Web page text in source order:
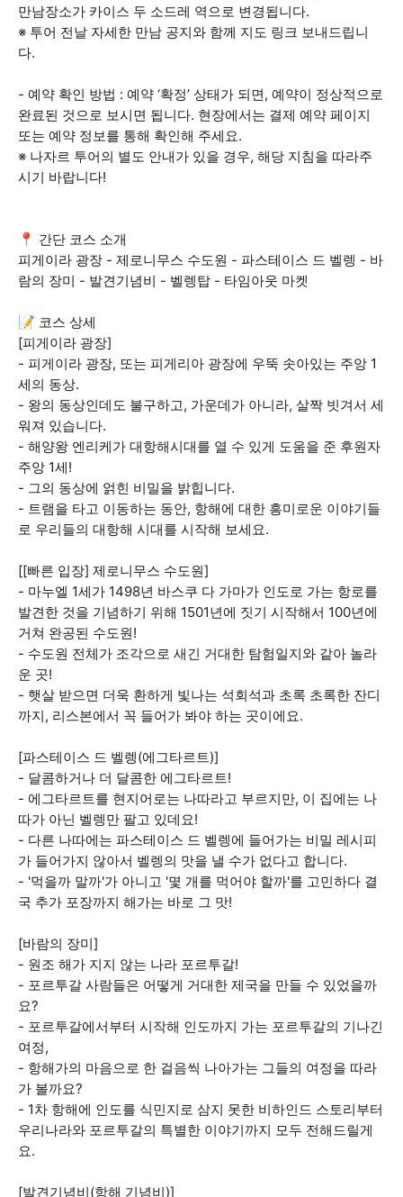
만남장소가 카이스 두 소드레 역으로 변경됩니다.
※ 투어 전날 자세한 만남 공지와 함께 지도 링크 보내드립니
다.
- 예약 확인 방법 : 예약 ‘확정’ 상태가 되면, 예약이 정상적으로
완료된 것으로 보시면 됩니다. 현장에서는 결제 예약 페이지
또는 예약 정보를 통해 확인해 주세요.
※ 나자르 투어의 별도 안내가 있을 경우, 해당 지침을 따라주
시기 바랍니다!
📍 간단 코스 소개
피게이라 광장 - 제로니무스 수도원 - 파스테이스 드 벨렝 - 바
람의 장미 - 발견기념비 - 벨렝탑 - 타임아웃 마켓
📝 코스 상세
[피게이라 광장]
- 피게이라 광장, 또는 피게리아 광장에 우뚝 솟아있는 주앙 1
세의 동상.
- 왕의 동상인데도 불구하고, 가운데가 아니라, 살짝 빗겨서 세
워져 있습니다.
- 해양왕 엔리케가 대항해시대를 열 수 있게 도움을 준 후원자
주앙 1세!
- 그의 동상에 얽힌 비밀을 밝힙니다.
- 트램을 타고 이동하는 동안, 항해에 대한 흥미로운 이야기들
로 우리들의 대항해 시대를 시작해 보세요.
[[빠른 입장] 제로니무스 수도원]
- 마누엘 1세가 1498년 바스쿠 다 가마가 인도로 가는 항로를
발견한 것을 기념하기 위해 1501년에 짓기 시작해서 100년에
거쳐 완공된 수도원!
- 수도원 전체가 조각으로 새긴 거대한 탐험일지와 같아 놀라
운 곳!
- 햇살 받으면 더욱 환하게 빛나는 석회석과 초록 초록한 잔디
까지, 리스본에서 꼭 들어가 봐야 하는 곳이에요.
[파스테이스 드 벨렝(에그타르트)]
- 달콤하거나 더 달콤한 에그타르트!
- 에그타르트를 현지어로는 나따라고 부르지만, 이 집에는 나
따가 아닌 벨렝만 팔고 있데요!
- 다른 나따에는 파스테이스 드 벨렝에 들어가는 비밀 레시피
가 들어가지 않아서 벨렝의 맛을 낼 수가 없다고 합니다.
- '먹을까 말까'가 아니고 '몇 개를 먹어야 할까'를 고민하다 결
국 추가 포장까지 해가는 바로 그 맛!
[바람의 장미]
- 원조 해가 지지 않는 나라 포르투갈!
- 포르투갈 사람들은 어떻게 거대한 제국을 만들 수 있었을까
요?
- 포르투갈에서부터 시작해 인도까지 가는 포르투갈의 기나긴
여정,
- 항해가의 마음으로 한 걸음씩 나아가는 그들의 여정을 따라
가 볼까요?
- 1차 항해에 인도를 식민지로 삼지 못한 비하인드 스토리부터
우리나라와 포르투갈의 특별한 이야기까지 모두 전해드릴게
요.
[발견기념비(항해 기념비)]